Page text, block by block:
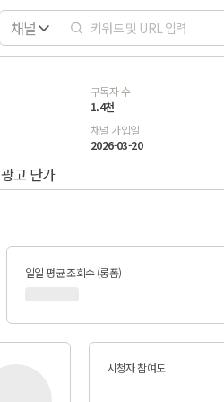
채널
구독자 수
1.4천
채널 가입일
2026-03-20
광고 단가
일일 평균 조회수 (롱폼)
시청자 참여도